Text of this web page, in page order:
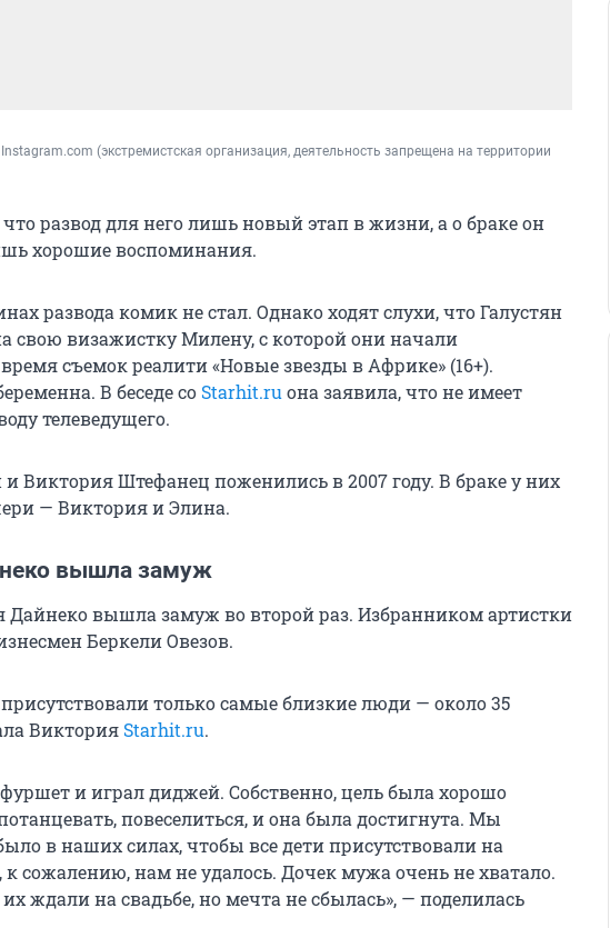
(экстремистская организация, деятельность запрещена на территории
развод для него лишь новый этап в жизни, а о браке он
хорошие воспоминания.
развода комик не стал. Однако ходят слухи, что Галустян
свою визажистку Милену, с которой они начали
съемок реалити «Новые звезды в Африке» (16+).
В беседе со Starhit.ru она заявила, что не имеет
телеведущего.
Виктория Штефанец поженились в 2007 году. В браке у них
— Виктория и Элина.
вышла замуж
Дайнеко вышла замуж во второй раз. Избранником артистки
Беркели Овезов.
только самые близкие люди — около 35
Виктория Starhit.ru.
и играл диджей. Собственно, цель была хорошо
повеселиться, и она была достигнута. Мы
в наших силах, чтобы все дети присутствовали на
сожалению, нам не удалось. Дочек мужа очень не хватало.
ждали на свадьбе, но мечта не сбылась», — поделилась